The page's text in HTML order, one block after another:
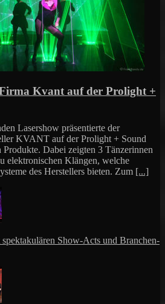
Kvant auf der Prolight +
Lasershow präsentierte der
KVANT auf der Prolight + Sound
Produkte. Dabei zeigten 3 Tänzerinnen
elektronischen Klängen, welche
des Herstellers bieten. Zum [...]
Show-Acts und Branchen-